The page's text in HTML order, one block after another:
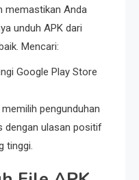
memastikan Anda
unduh APK dari
Mencari:
Google Play Store
memilih pengunduhan
dengan ulasan positif
tinggi.